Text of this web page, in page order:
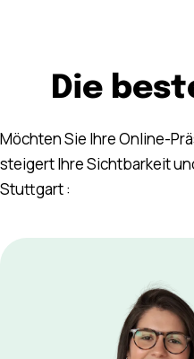
Die
Möchten Sie Ihre Online-
steigert Ihre Sichtbarkeit
Stuttgart :